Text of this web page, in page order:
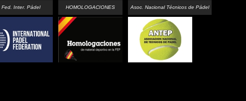
Fed. Inter. Pádel HOMOLOGACIONES Asoc. Nacional Técnicos de Pádel